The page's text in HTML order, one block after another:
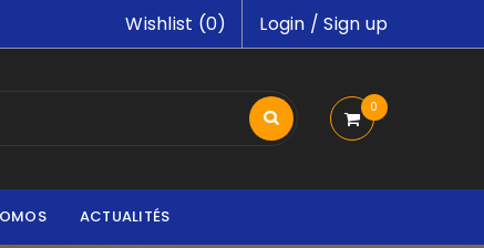
Login /Sign up
Wishlist (0)
0
ACTUALITÉS